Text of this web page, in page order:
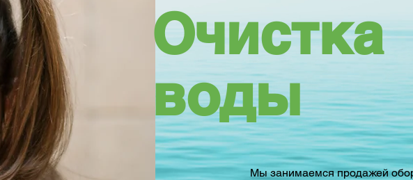
Очистка
воды
Мы занимаемся продажей